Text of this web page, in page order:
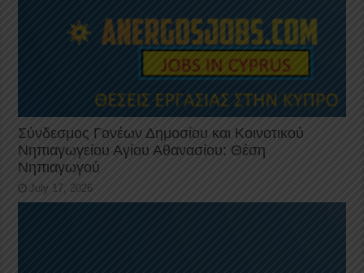
Σύνδεσμος Γονέων Δημοσίου και Κοινοτικού
Νηπιαγωγείου Αγίου Αθανασίου: Θέση
Νηπιαγωγού
July 17, 2026